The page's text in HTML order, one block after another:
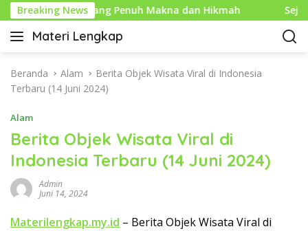
a
Breaking News
Baru Islam yang Penuh Makna dan Hikmah
Materi Lengkap
I
f
o
e
n
d
i
i
a
Beranda Alam
Berita Objek Wisata Viral di Indonesia
Terbaru (14 Juni 2024)
Alam
Berita Objek Wisata Viral di
Indonesia Terbaru (14 Juni 2024)
Admin
Juni 14, 2024
Materilengkap.my.id – Berita Objek Wisata Viral di